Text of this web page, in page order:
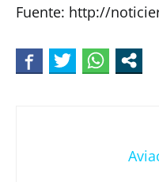
Fuente: http://